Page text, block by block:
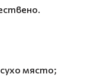
място;